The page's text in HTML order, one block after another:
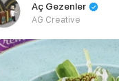
Aç Gezenler
AG Creative